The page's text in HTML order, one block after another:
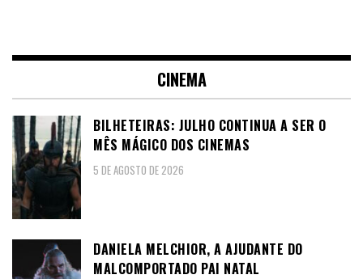
CINEMA
BILHETEIRAS: JULHO CONTINUA A SER O
MÊS MÁGICO DOS CINEMAS
5 DE AGOSTO DE 2026
DANIELA MELCHIOR, A AJUDANTE DO
MALCOMPORTADO PAI NATAL